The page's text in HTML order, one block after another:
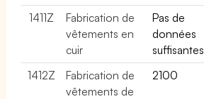
1411Z
Fabrication de
vêtements en
cuir
Pas de
données
suffisantes
1412Z
Fabrication de
vêtements de
2100